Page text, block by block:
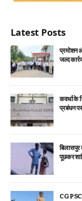
Latest Posts
प्रमोशन
जल्द
कवर्धा के
प्रबंधन
बिलासपुर
पूछकर
CGPSC